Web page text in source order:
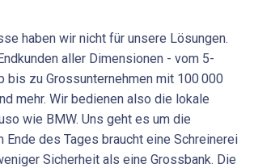
haben wir nicht für unsere Lösungen.
aller Dimensionen - vom 5-
bis zu Grossunternehmen mit 100 000
mehr. Wir bedienen also die lokale
wie BMW. Uns geht es um die
Ende des Tages braucht eine Schreinerei
Sicherheit als eine Grossbank. Die